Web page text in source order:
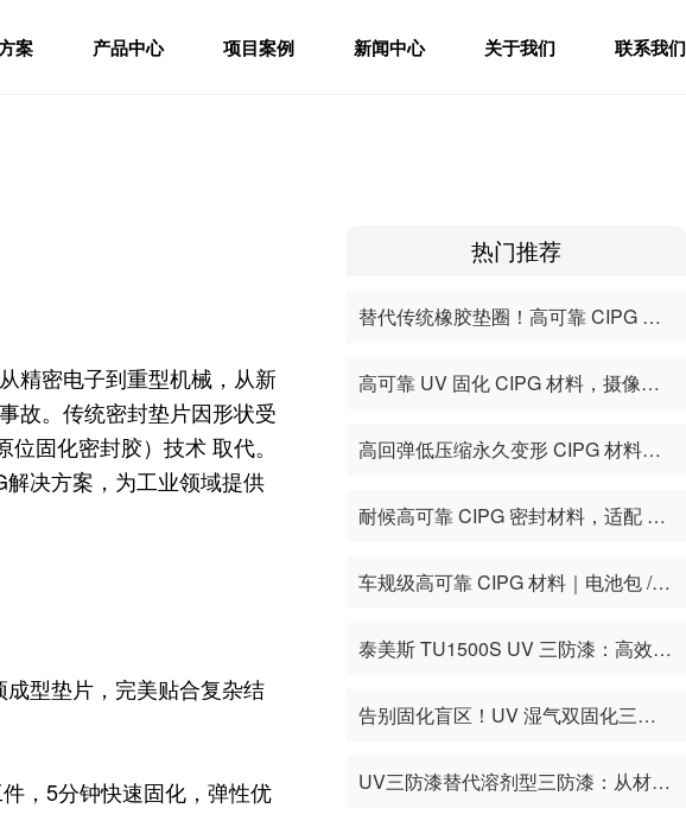
案 产品中心 项目案例 新闻中心 关于我们 联系我们
热门推荐
替代传统橡胶垫圈！高可靠 CIPG 原位固化材料，覆盖新能源 / 通信 / 全工业密封场景
高可靠 UV 固化 CIPG 材料，摄像头、智能水表气表异形壳体密封降本增效方案
高回弹低压缩永久变形 CIPG 材料，工业伺服、机器人控制柜密封升级首选
耐候高可靠 CIPG 密封材料，适配 5G AAU / 基站壳体，盐雾高低温十年稳定不渗漏
车规级高可靠 CIPG 材料｜电池包 / 电控长效 IP68 密封，解决新能源车热失控密封痛点
泰美斯 TU1500S UV 三防漆：高效环保新选择，赋能电子制造升级
告别固化盲区！UV 湿气双固化三防漆：复杂电子防护的最优解
UV三防漆替代溶剂型三防漆：从材料升级到制造效率提升
精密电子到重型机械，从新
故。传统密封垫片因形状受
固化密封胶）技术 取代。
决方案，为工业领域提供
型垫片，完美贴合复杂结
，5分钟快速固化，弹性优